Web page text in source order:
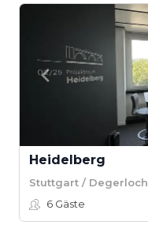
Heidelberg
Stuttgart / Degerloch
6 Gäste